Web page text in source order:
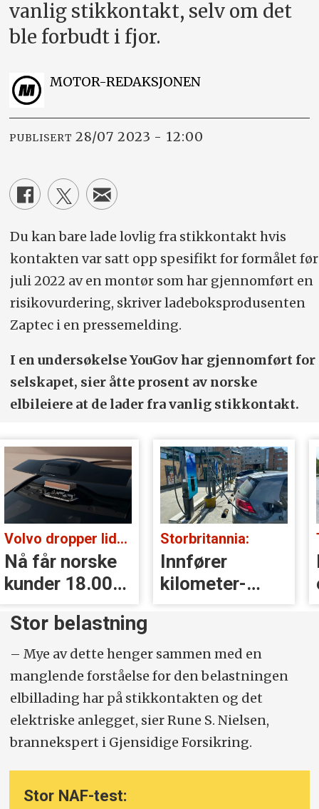
vanlig stikkontakt, selv om det
ble forbudt i fjor.
MOTOR-REDAKSJONEN
PUBLISERT 28/07 2023 - 12:00
Du kan bare lade lovlig fra stikkontakt hvis
kontakten var satt opp spesifikt for formålet før
juli 2022 av en montør som har gjennomført en
risikovurdering, skriver ladeboksprodusenten
Zaptec i en pressemelding.
I en undersøkelse YouGov har gjennomført for
selskapet, sier åtte prosent av norske
elbileiere at de lader fra vanlig stikkontakt.
Volvo dropper lidar for godt:
Nå får norske
kunder 18.000
kr i erstatning
Storbritannia:
Innfører
kilometer­
avgift for
Stor belastning
– Mye av dette henger sammen med en
manglende forståelse for den belastningen
elbillading har på stikkontakten og det
elektriske anlegget, sier Rune S. Nielsen,
brannekspert i Gjensidige Forsikring.
Stor NAF-test: